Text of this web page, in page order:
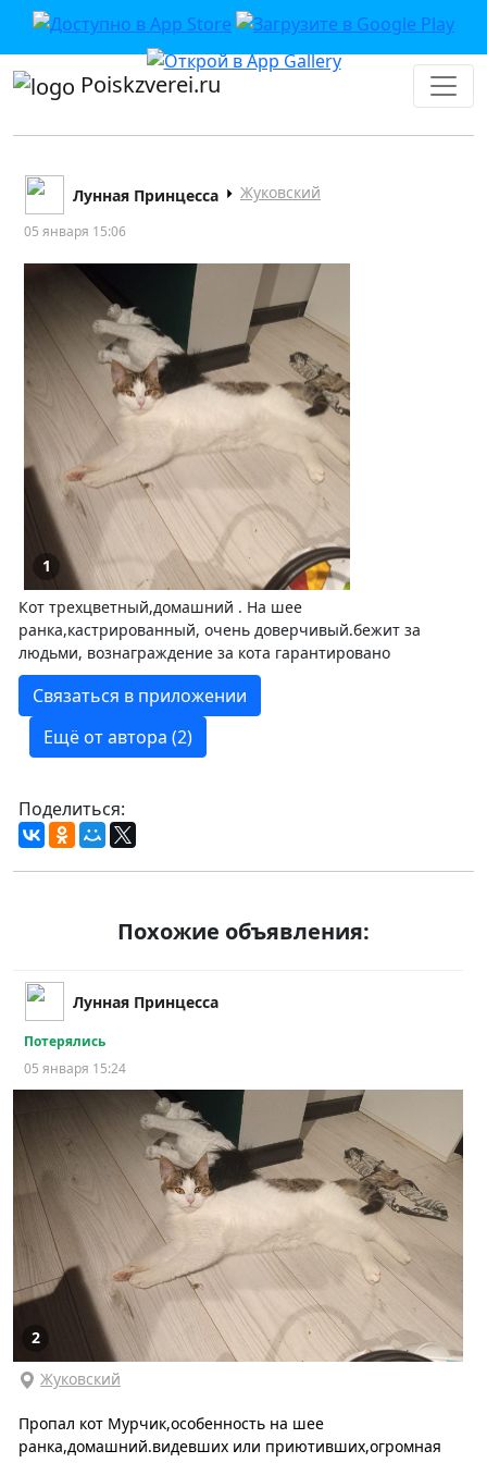
Poiskzverei.ru
Лунная Принцесса Жуковский
05 января 15:06
1
Кот трехцветный,домашний . На шее
ранка,кастрированный, очень доверчивый.бежит за
людьми, вознаграждение за кота гарантировано
Связаться в приложении
Ещё от автора (2)
Поделиться:
Похожие объявления:
Лунная Принцесса
Потерялись
05 января 15:24
2
Жуковский
Пропал кот Мурчик,особенность на шее
ранка,домашний.видевших или приютивших,огромная